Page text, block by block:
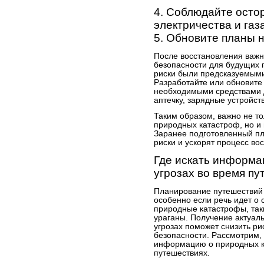
4. Соблюдайте
электричества и
5. Обновите планы
После восстановления
безопасности для будущих
риски были
Разработайте или
необходимыми средствами
аптечку, зарядные
Таким образом, важно не
природных катастроф, но и
Заранее подготовленный
риски и ускорят процесс
Где искать
угрозах во время
Планирование
особенно если речь идет о
природные катастрофы,
ураганы. Получение
угрозах поможет снизить
безопасности.
информацию о природных
путешествиях.